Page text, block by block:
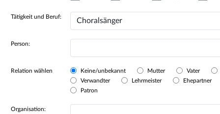
Tätigkeit und Beruf:
Person:
Relation wählen Keine/unbekannt Mutter
Vater
Verwandter
Lehrmeister
Ehepartner
Patron
Organisation: